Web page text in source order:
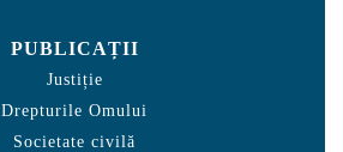
PUBLICAȚII
Justiție
Drepturile Omului
Societate civilă